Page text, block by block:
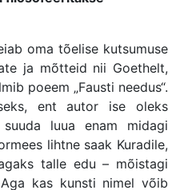
oma tõelise kutsumuse
ja mõtteid nii Goethelt,
poeem „Fausti needus“.
ent autor ise oleks
luua enam midagi
lihtne saak Kuradile,
talle edu – mõistagi
kas kunsti nimel võib